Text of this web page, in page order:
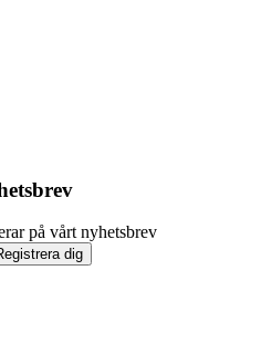
på vårt nyhetsbrev
dig